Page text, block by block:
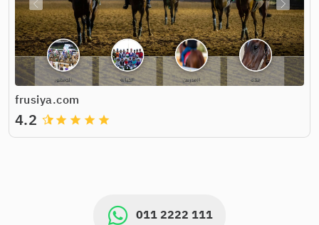
frusiya.com
grade
grade
grade
grade
4.2
011 2222 111